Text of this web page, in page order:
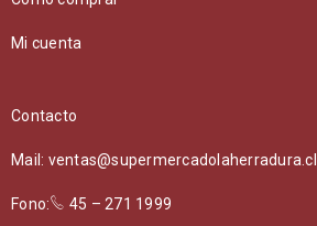
Mi cuenta
Contacto
Mail: ventas@supermercadolaherradura.cl
Fono: 45 – 271 1999